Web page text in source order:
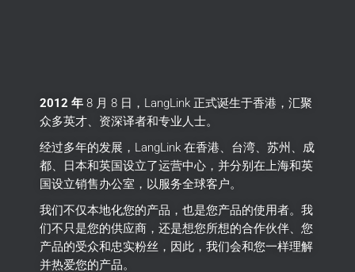
2012 年 8 月 8 日，LangLink 正式诞生于香港，汇聚
众多英才、资深译者和专业人士。
经过多年的发展，LangLink 在香港、台湾、苏州、成
都、日本和英国设立了运营中心，并分别在上海和英
国设立销售办公室，以服务全球客户。
我们不仅本地化您的产品，也是您产品的使用者。 我
们不只是您的供应商，还是想您所想的合作伙伴、您
产品的受众和忠实粉丝，因此，我们会和您一样理解
并热爱您的产品。